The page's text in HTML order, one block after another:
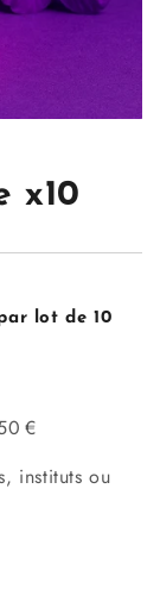
x10
lot de 10
€
instituts ou